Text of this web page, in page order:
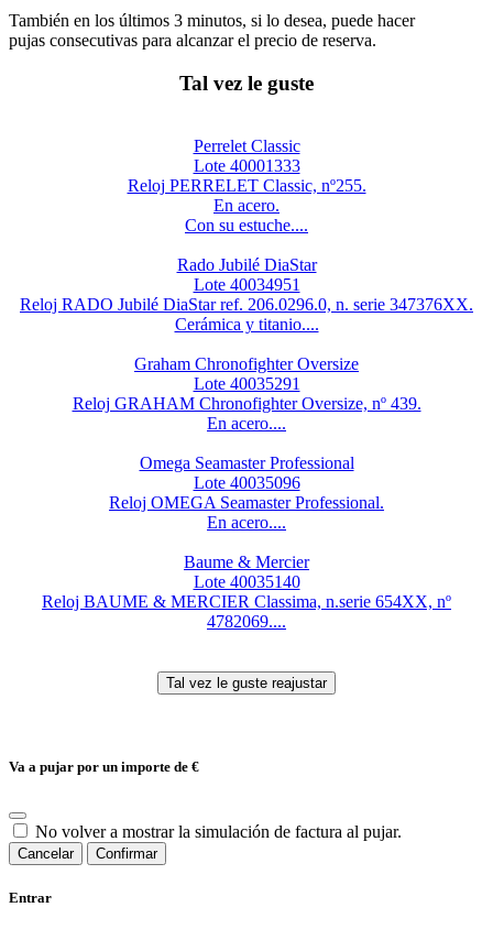
También en los últimos 3 minutos, si lo desea, puede hacer
pujas consecutivas para alcanzar el precio de reserva.
Tal vez le guste
Perrelet Classic
Lote 40001333
Reloj PERRELET Classic, nº255.
En acero.
Con su estuche....
Rado Jubilé DiaStar
Lote 40034951
Reloj RADO Jubilé DiaStar ref. 206.0296.0, n. serie 347376XX.
Cerámica y titanio....
Graham Chronofighter Oversize
Lote 40035291
Reloj GRAHAM Chronofighter Oversize, nº 439.
En acero....
Omega Seamaster Professional
Lote 40035096
Reloj OMEGA Seamaster Professional.
En acero....
Baume & Mercier
Lote 40035140
Reloj BAUME & MERCIER Classima, n.serie 654XX, nº
4782069....
Va a pujar por un importe de €
No volver a mostrar la simulación de factura al pujar.
Cancelar Confirmar
Entrar